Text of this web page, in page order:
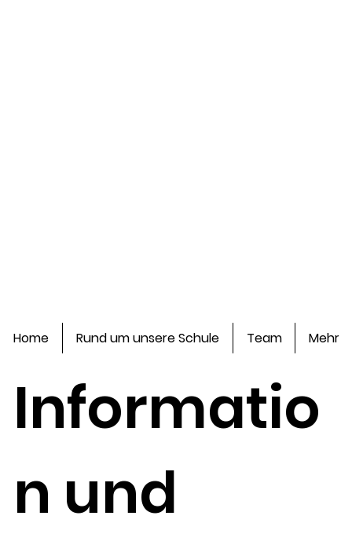
Home Rund um unsere Schule Team Mehr
Informatio
n und